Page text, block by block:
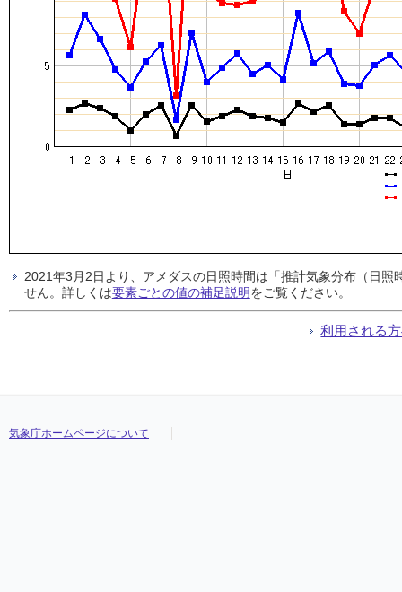
2021年3月2日より、アメダスの日照時間は「推計気象分布（日
せん。詳しくは要素ごとの値の補足説明をご覧ください。
利用される
気象庁ホームページについて